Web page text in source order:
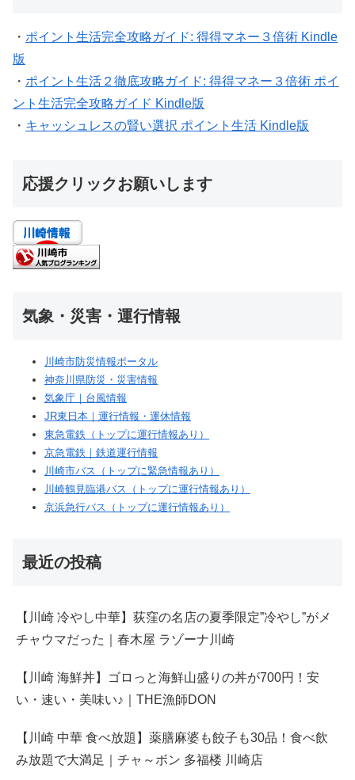
・ ポイント生活完全攻略ガイド: 得得マネー３倍術 Kindle
版
・ ポイント生活２徹底攻略ガイド: 得得マネー３倍術 ポイ
ント生活完全攻略ガイド Kindle版
・ キャッシュレスの賢い選択 ポイント生活 Kindle版
応援クリックお願いします
気象・災害・運行情報
川崎市防災情報ポータル
神奈川県防災・災害情報
気象庁｜台風情報
JR東日本｜運行情報・運休情報
東急電鉄（トップに運行情報あり）
京急電鉄｜鉄道運行情報
川崎市バス（トップに緊急情報あり）
川崎鶴見臨港バス（トップに運行情報あり）
京浜急行バス（トップに運行情報あり）
最近の投稿
【川崎 冷やし中華】荻窪の名店の夏季限定”冷やし”がメ
チャウマだった｜春木屋 ラゾーナ川崎
【川崎 海鮮丼】ゴロっと海鮮山盛りの丼が700円！安
い・速い・美味い♪｜THE漁師DON
【川崎 中華 食べ放題】薬膳麻婆も餃子も30品！食べ飲
み放題で大満足｜チャ～ボン 多福楼 川崎店